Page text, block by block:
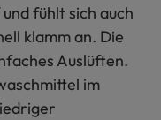
fühlt sich auch
klamm an. Die
Auslüften.
im